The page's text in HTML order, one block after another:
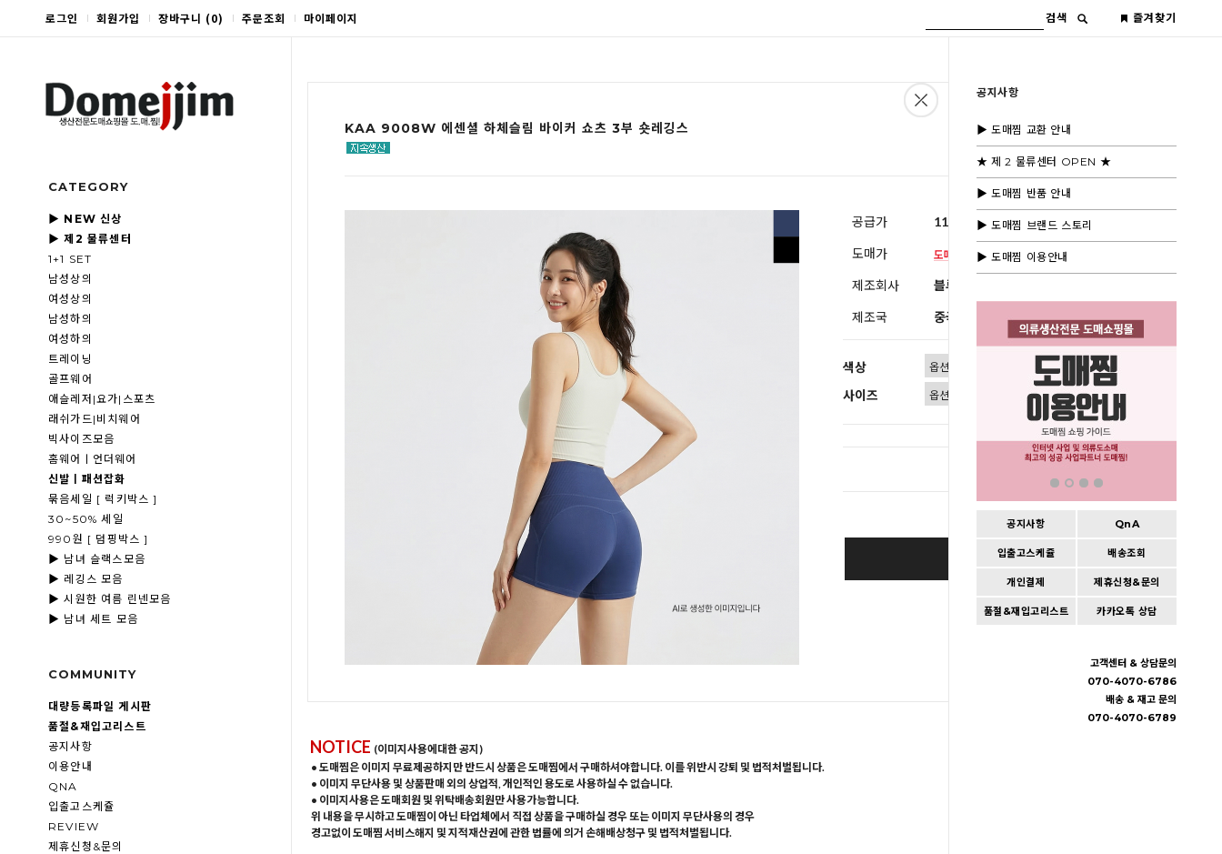
로그인 회원가입 장바구니 (0) 주문조회 마이페이지 검색 즐겨찾기
CATEGORY
▶ NEW 신상
▶ 제2 물류센터
1+1 SET
남성상의
여성상의
남성하의
여성하의
트레이닝
골프웨어
애슬레저|요가|스포츠
래쉬가드|비치웨어
빅사이즈모음
홈웨어ㅣ언더웨어
신발ㅣ패션잡화
묶음세일 [ 럭키박스 ]
30~50% 세일
990원 [ 덤핑박스 ]
▶ 남녀 슬랙스모음
▶ 레깅스 모음
▶ 시원한 여름 린넨모음
▶ 남녀 세트 모음
COMMUNITY
대량등록파일 게시판
품절&재입고리스트
공지사항
이용안내
QNA
입출고스케쥴
REVIEW
제휴신청&문의
공지사항
▶ 도매찜 교환 안내
★ 제 2 물류센터 OPEN ★
▶ 도매찜 반품 안내
▶ 도매찜 브랜드 스토리
▶ 도매찜 이용안내
공지사항 QnA
입출고스케쥴 배송조회
개인결제 제휴신청&문의
품절&재입고리스트 카카오톡 상담
고객센터 & 상담문의
070-4070-6786
배송 & 재고 문의
070-4070-6789
KAA 9008W 에센셜 하체슬림 바이커 쇼츠 3부 숏레깅스
공급가 11,600원 (부가세별도)
도매가
제조회사 블루모드수입
제조국 중국
색상
사이즈
BUY IT NOW
Cart | Wishlist
NOTICE (이미지사용에대한 공지)
• 도매찜은 이미지 무료제공하지만 반드시 상품은 도매찜에서 구매하셔야합니다. 이를 위반시 강퇴 및 법적처벌됩니다.
• 이미지 무단사용 및 상품판매 외의 상업적, 개인적인 용도로 사용하실 수 없습니다.
• 이미지사용은 도매회원 및 위탁배송회원만 사용가능합니다.
위 내용을 무시하고 도매찜이 아닌 타업체에서 직접 상품을 구매하실 경우 또는 이미지 무단사용의 경우
경고없이 도매찜 서비스해지 및 지적재산권에 관한 법률에 의거 손해배상청구 및 법적처벌됩니다.